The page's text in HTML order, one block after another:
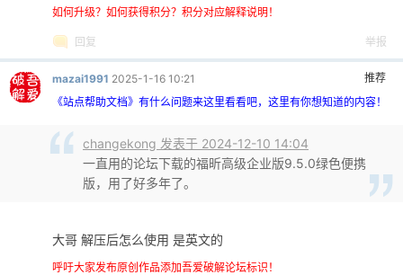
如何升级？如何获得积分？积分对应解释说明！
回复 举报
推荐
mazai1991 2025-1-16 10:21
《站点帮助文档》有什么问题来这里看看吧，这里有你想知道的内容！
changekong 发表于 2024-12-10 14:04
一直用的论坛下载的福昕高级企业版9.5.0绿色便携
版，用了好多年了。
大哥 解压后怎么使用 是英文的
呼吁大家发布原创作品添加吾爱破解论坛标识！